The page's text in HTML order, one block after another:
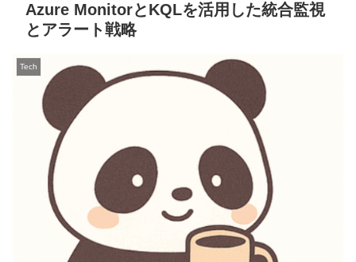
Azure MonitorとKQLを活用した統合監視
とアラート戦略
Tech